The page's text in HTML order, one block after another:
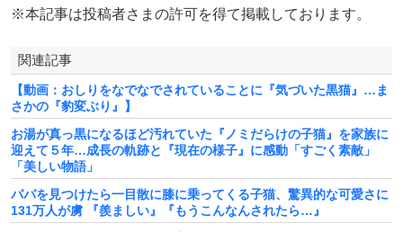
※本記事は投稿者さまの許可を得て掲載しております。
関連記事
【動画：おしりをなでなでされていることに『気づいた黒猫』…ま
さかの『豹変ぶり』】
お湯が真っ黒になるほど汚れていた『ノミだらけの子猫』を家族に
迎えて５年…成長の軌跡と『現在の様子』に感動「すごく素敵」
「美しい物語」
パパを見つけたら一目散に膝に乗ってくる子猫、驚異的な可愛さに
131万人が虜 『羨ましい』『もうこんなんされたら…』